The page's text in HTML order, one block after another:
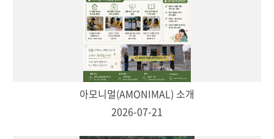
아모니멀(AMONIMAL) 소개
2026-07-21